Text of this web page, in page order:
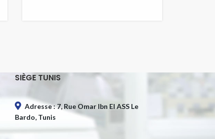
SIÈGE TUNIS
Adresse : 7, Rue Omar Ibn El ASS Le
Bardo, Tunis